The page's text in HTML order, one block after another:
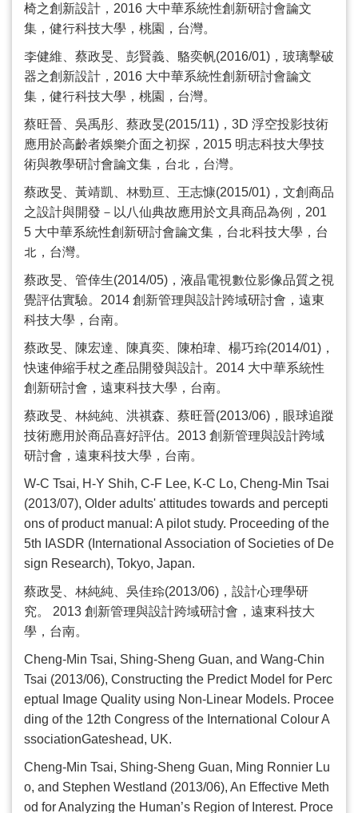
椅之創新設計， 2016 大中華系統性創新研討會論文
集，健行科技大學，桃園，台灣。
李健維、蔡政旻、彭賢義、駱奕帆(2016/01) ，玻璃擊破
器之創新設計， 2016 大中華系統性創新研討會論文
集，健行科技大學，桃園，台灣。
蔡旺晉、吳禹彤、蔡政旻(2015/11) ， 3D 浮空投影技術
應用於高齡者娛樂介面之初探， 2015 明志科技大學技
術與教學研討會論文集，台北，台灣。
蔡政旻、黃靖凱、林勁亘、王志慷(2015/01) ，文創商品
之設計與開發－以八仙典故應用於文具商品為例， 201
5 大中華系統性創新研討會論文集，台北科技大學，台
北，台灣。
蔡政旻、管倖生(2014/05) ，液晶電視數位影像品質之視
覺評估實驗。 2014 創新管理與設計跨域研討會，遠東
科技大學，台南。
蔡政旻、陳宏達、陳真奕、陳柏瑋、楊巧玲(2014/01) ，
快速伸縮手杖之產品開發與設計。 2014 大中華系統性
創新研討會，遠東科技大學，台南。
蔡政旻、林純純、洪祺森、蔡旺晉(2013/06) ，眼球追蹤
技術應用於商品喜好評估。 2013 創新管理與設計跨域
研討會，遠東科技大學，台南。
W-C Tsai, H-Y Shih, C-F Lee, K-C Lo, Cheng-Min Tsai
(2013/07), Older adults' attitudes towards and percepti
ons of product manual: A pilot study. Proceeding of the
5th IASDR (International Association of Societies of De
sign Research), Tokyo, Japan.
蔡政旻、林純純、吳佳玲(2013/06) ，設計心理學研
究。
2013 創新管理與設計跨域研討會，遠東科技大
學，台南。
Cheng-Min Tsai, Shing-Sheng Guan, and Wang-Chin
Tsai (2013/06), Constructing the Predict Model for Perc
eptual Image Quality using Non-Linear Models. Procee
ding of the 12th Congress of the International Colour A
ssociationGateshead, UK.
Cheng-Min Tsai, Shing-Sheng Guan, Ming Ronnier Lu
o, and Stephen Westland (2013/06), An Effective Meth
od for Analyzing the Human’s Region of Interest. Proce